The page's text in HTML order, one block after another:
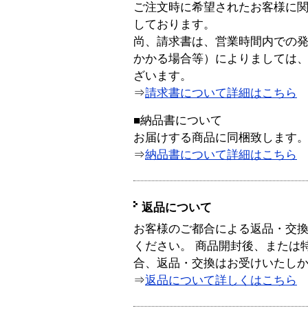
ご注文時に希望されたお客様に
しております。
尚、請求書は、営業時間内での
かかる場合等）によりましては
ざいます。
⇒請求書について詳細はこちら
■納品書について
お届けする商品に同梱致します。
⇒納品書について詳細はこちら
返品について
お客様のご都合による返品・交
ください。 商品開封後、または
合、返品・交換はお受けいたし
⇒返品について詳しくはこちら